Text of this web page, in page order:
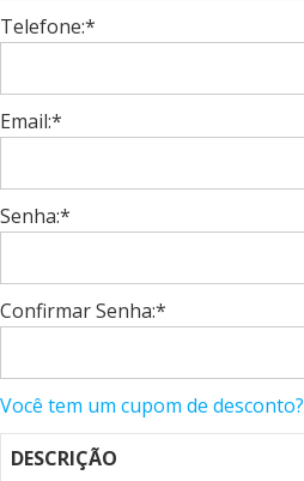
Telefone:*
Email:*
Senha:*
Confirmar Senha:*
Você tem um cupom de desconto?
DESCRIÇÃO